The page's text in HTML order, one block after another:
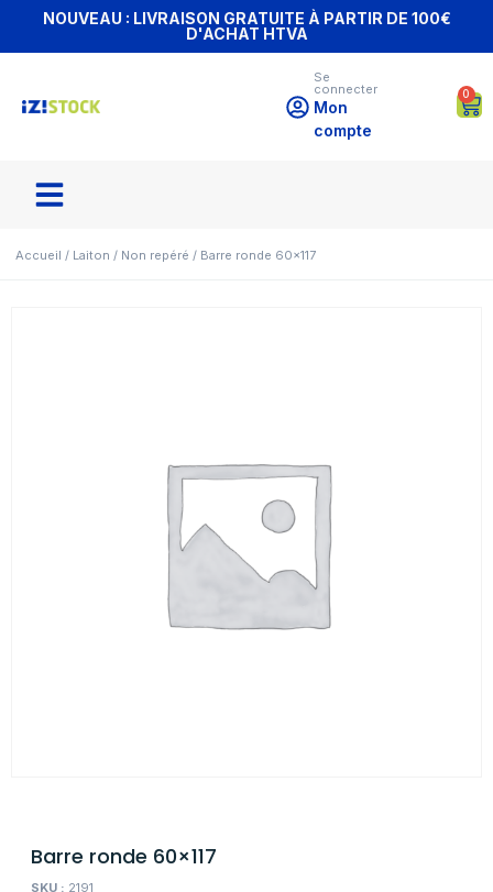
NOUVEAU : LIVRAISON GRATUITE À PARTIR DE 100€
D'ACHAT HTVA
Se
connecter
Mon
compte
0
Accueil / Laiton / Non repéré / Barre ronde 60×117
Barre ronde 60×117
SKU : 2191